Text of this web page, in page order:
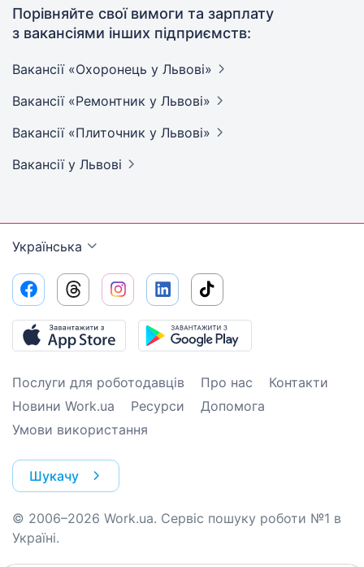
Порівняйте свої вимоги та зарплату
з вакансіями інших підприємств:
Вакансії «Охоронець у Львові»
Вакансії «Ремонтник у Львові»
Вакансії «Плиточник у Львові»
Вакансії у Львові
Українська
Послуги для роботодавців Про нас
Контакти
Новини Work.ua
Ресурси
Допомога
Умови використання
Шукачу
© 2006–2026 Work.ua. Сервіс пошуку роботи №1 в
Україні.